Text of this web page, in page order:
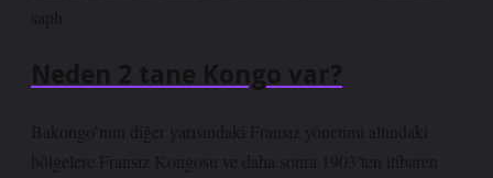
saplı.
Neden 2 tane Kongo var?
Bakongo’nun diğer yarısındaki Fransız yönetimi altındaki
bölgelere Fransız Kongosu ve daha sonra 1903’ten itibaren